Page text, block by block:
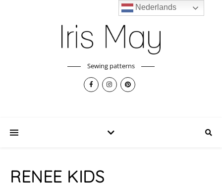
Sewing patterns
RENEE KIDS
Nederlands